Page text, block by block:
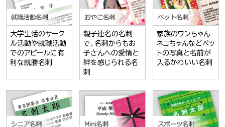
大学生活のサーク
ル活動や就職活動
でのアピールに有
利な就勝名刺
親子連名の名刺
で、名刺からもお
子さんへの愛情と
絆を感じられる名
刺
家族のワンちゃん
ネコちゃんなどペッ
トの写真と名前が
入るかわいい名刺